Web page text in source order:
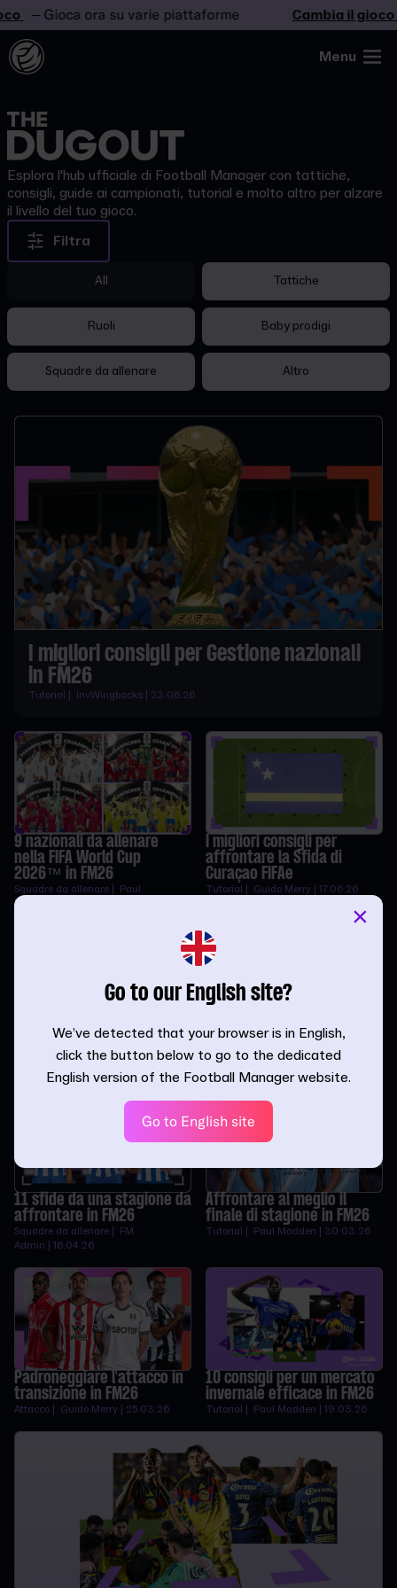
– Gioca ora su varie piattaforme Cambia il gioco
Menu
Esplora l'hub ufficiale di Football Manager con tattiche,
consigli, guide ai campionati, tutorial e molto altro per alzare
il livello del tuo gioco.
Filtra
All Tattiche
Ruoli Baby prodigi
Squadre da allenare Altro
I migliori consigli per Gestione nazionali
in FM26
Tutorial | InvWingbacks | 23.06.26
9 nazionali da allenare
nella FIFA World Cup
2026™ in FM26
Squadre da allenare | Paul
Madden | 19.06.26
I migliori consigli per
affrontare la Sfida di
Curaçao FIFAe
Tutorial | Guido Merry | 17.06.26
Perfezionare il tuo
allenatore in FM26
Sfruttare al meglio il ruolo
Fulcro del gioco in FM26
11 sfide da una stagione da
affrontare in FM26
Squadre da allenare | FM
Admin | 16.04.26
Affrontare al meglio il
finale di stagione in FM26
Tutorial | Paul Madden | 30.03.26
Padroneggiare l'attacco in
transizione in FM26
Attacco | Guido Merry | 25.03.26
10 consigli per un mercato
invernale efficace in FM26
Tutorial | Paul Madden | 19.03.26
Go to our English site?
We’ve detected that your browser is in English,
click the button below to go to the dedicated
English version of the Football Manager website.
Go to English site
×